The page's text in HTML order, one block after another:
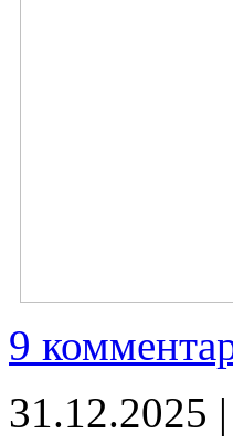
9
31.12.2025